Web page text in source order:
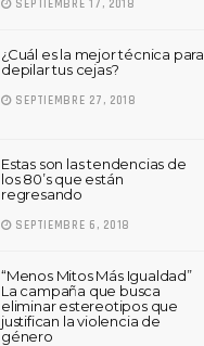
SEPTIEMBRE 17, 2018
¿Cuál es la mejor técnica para
depilar tus cejas?
SEPTIEMBRE 27, 2018
Estas son las tendencias de
los 80’s que están
regresando
SEPTIEMBRE 6, 2018
“Menos Mitos Más Igualdad”
La campaña que busca
eliminar estereotipos que
justifican la violencia de
género